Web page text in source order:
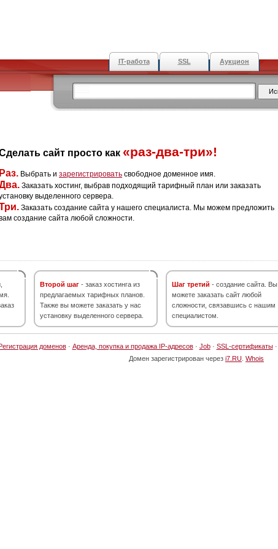
IT-работа SSL Аукцион
сайт просто как «раз-два-три»!
Раз. Выбрать и зарегистрировать свободное доменное имя.
Заказать хостинг, выбрав подходящий тарифный план или заказать
выделенного сервера.
Заказать создание сайта у нашего специалиста. Мы можем предложить
создание сайта любой сложности.
Второй шаг - заказ хостинга из
предлагаемых тарифных планов.
Также вы можете заказать у нас
установку выделенного сервера.
Шаг третий - создание сайта. Вы
можете заказать сайт любой
сложности, связавшись с нашим
специалистом.
доменов· Аренда, покупка и продажа IP-адресов· Job· SSL-сертификаты·
Домен зарегистрирован через i7.RU Whois